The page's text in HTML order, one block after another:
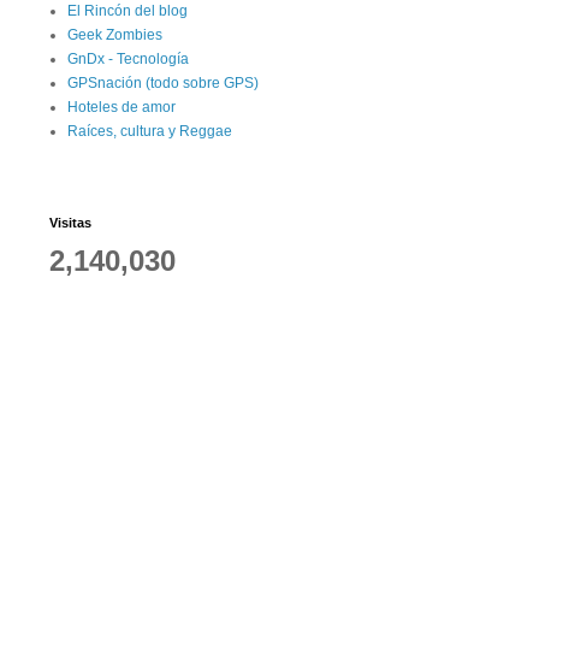
El Rincón del blog
Geek Zombies
GnDx - Tecnología
GPSnación (todo sobre GPS)
Hoteles de amor
Raíces, cultura y Reggae
Visitas
2,140,030